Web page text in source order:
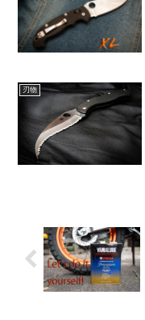
刃物